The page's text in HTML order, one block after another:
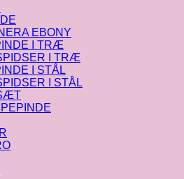
EBONY
I TRÆ
I TRÆ
I STÅL
I STÅL